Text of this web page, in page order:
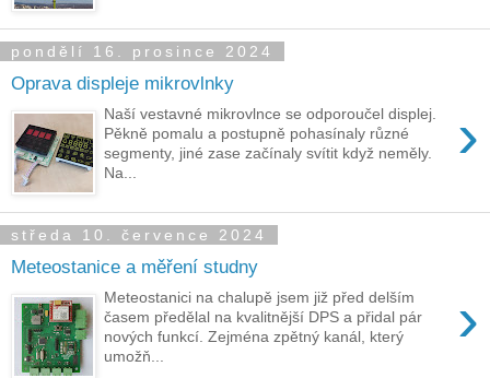
pondělí 16. prosince 2024
Oprava displeje mikrovlnky
›
Naší vestavné mikrovlnce se odporoučel displej.
Pěkně pomalu a postupně pohasínaly různé
segmenty, jiné zase začínaly svítit když neměly.
Na...
středa 10. července 2024
Meteostanice a měření studny
›
Meteostanici na chalupě jsem již před delším
časem předělal na kvalitnější DPS a přidal pár
nových funkcí. Zejména zpětný kanál, který
umožň...